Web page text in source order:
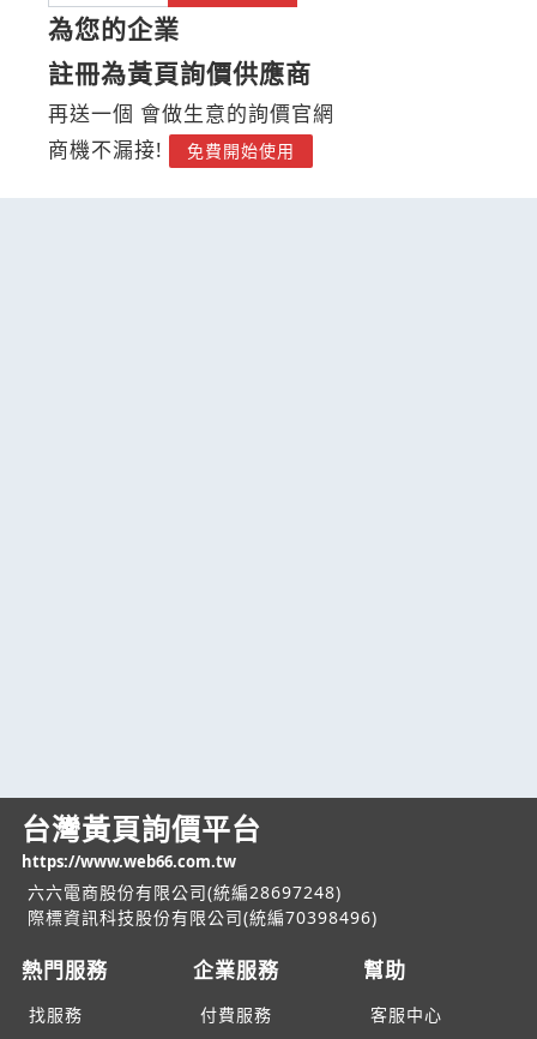
為您的企業
註冊為黃頁詢價供應商
再送一個 會做生意的詢價官網
商機不漏接!
免費開始使用
台灣黃頁詢價平台
https://www.web66.com.tw
六六電商股份有限公司(統編28697248)
際標資訊科技股份有限公司(統編70398496)
熱門服務
找服務
企業服務
付費服務
幫助
客服中心